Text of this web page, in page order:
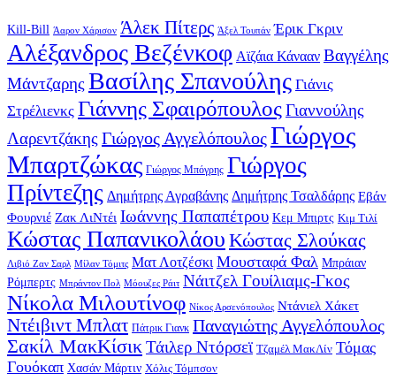
Kill-Bill Άαρον Χάρισον Άλεκ Πίτερς Άξελ Τουπάν Έρικ Γκριν
Αλέξανδρος Βεζένκοφ Αϊζάια Κάνααν Βαγγέλης
Μάντζαρης Βασίλης Σπανούλης Γιάνις
Στρέλιενκς Γιάννης ΣφαιρόπουλοςΓιαννούλης
Λαρεντζάκης Γιώργος ΑγγελόπουλοςΓιώργος
Μπαρτζώκας Γιώργος Μπόγρης Γιώργος
Πρίντεζης Δημήτρης Αγραβάνης Δημήτρης Τσαλδάρης Εβάν
Φουρνιέ Ζακ ΛιΝτέι Ιωάννης Παπαπέτρου Κεμ Μπιρτς Κιμ Τιλί
Κώστας Παπανικολάου Κώστας Σλούκας
Λιβιό Ζαν Σαρλ Μίλαν Τόμιτς Ματ Λοτζέσκι Μουσταφά Φαλ Μπράιαν
Ρόμπερτς Μπράντον Πολ Μόουζες Ράιτ Νάιτζελ Γουίλιαμς-Γκος
Νίκολα Μιλουτίνοφ Νίκος Αρσενόπουλος Ντάνιελ Χάκετ
Ντέιβιντ Μπλατ Πάτρικ Γιανκ Παναγιώτης Αγγελόπουλος
Σακίλ ΜακΚίσικ Τάιλερ Ντόρσεϊ Τζαμέλ ΜακΛίν Τόμας
Γουόκαπ Χασάν Μάρτιν Χόλις Τόμπσον